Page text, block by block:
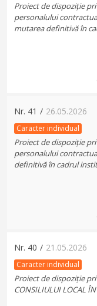
Proiect de dispoziție
personalului
mutarea definitivă în
Nr. 41 / 26.05.2026
Caracter individual
Proiect de dispoziție
personalului
definitivă în cadrul
Nr. 40 / 21.05.2026
Caracter individual
Proiect de dispoziție
CONSILIULUI LOCAL